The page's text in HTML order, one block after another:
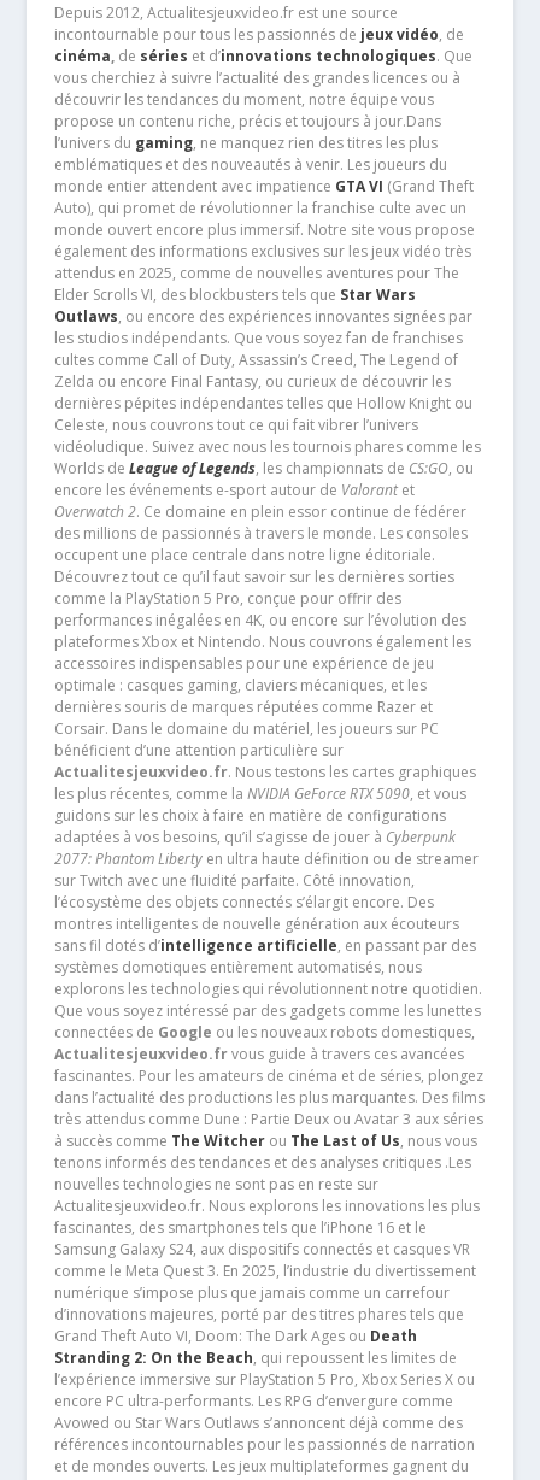
Depuis 2012, Actualitesjeuxvideo.fr est une source
incontournable pour tous les passionnés de jeux vidéo, de
cinéma,de séries et d’innovations technologiques. Que
vous cherchiez à suivre l’actualité des grandes licences ou à
découvrir les tendances du moment, notre équipe vous
propose un contenu riche, précis et toujours à jour.Dans
l’univers du gaming, ne manquez rien des titres les plus
emblématiques et des nouveautés à venir. Les joueurs du
monde entier attendent avec impatience GTA VI (Grand Theft
Auto), qui promet de révolutionner la franchise culte avec un
monde ouvert encore plus immersif. Notre site vous propose
également des informations exclusives sur les jeux vidéo très
attendus en 2025, comme de nouvelles aventures pour The
Elder Scrolls VI, des blockbusters tels que Star Wars
Outlaws, ou encore des expériences innovantes signées par
les studios indépendants. Que vous soyez fan de franchises
cultes comme Call of Duty, Assassin’s Creed, The Legend of
Zelda ou encore Final Fantasy, ou curieux de découvrir les
dernières pépites indépendantes telles que Hollow Knight ou
Celeste, nous couvrons tout ce qui fait vibrer l’univers
vidéoludique. Suivez avec nous les tournois phares comme les
Worlds de League of Legends, les championnats de CS:GO, ou
encore les événements e-sport autour de Valorantet
Overwatch 2. Ce domaine en plein essor continue de fédérer
des millions de passionnés à travers le monde. Les consoles
occupent une place centrale dans notre ligne éditoriale.
Découvrez tout ce qu’il faut savoir sur les dernières sorties
comme la PlayStation 5 Pro, conçue pour offrir des
performances inégalées en 4K, ou encore sur l’évolution des
plateformes Xbox et Nintendo. Nous couvrons également les
accessoires indispensables pour une expérience de jeu
optimale : casques gaming, claviers mécaniques, et les
dernières souris de marques réputées comme Razer et
Corsair. Dans le domaine du matériel, les joueurs sur PC
bénéficient d’une attention particulière sur
Actualitesjeuxvideo.fr. Nous testons les cartes graphiques
les plus récentes, comme la NVIDIA GeForce RTX 5090, et vous
guidons sur les choix à faire en matière de configurations
adaptées à vos besoins, qu’il s’agisse de jouer à Cyberpunk
2077: Phantom Libertyen ultra haute définition ou de streamer
sur Twitch avec une fluidité parfaite. Côté innovation,
l’écosystème des objets connectés s’élargit encore. Des
montres intelligentes de nouvelle génération aux écouteurs
sans fil dotés d’intelligence artificielle, en passant par des
systèmes domotiques entièrement automatisés, nous
explorons les technologies qui révolutionnent notre quotidien.
Que vous soyez intéressé par des gadgets comme les lunettes
connectées de Google ou les nouveaux robots domestiques,
Actualitesjeuxvideo.frvous guide à travers ces avancées
fascinantes. Pour les amateurs de cinéma et de séries, plongez
dans l’actualité des productions les plus marquantes. Des films
très attendus comme Dune : Partie Deux ou Avatar 3 aux séries
à succès comme The Witcherou The Last of Us, nous vous
tenons informés des tendances et des analyses critiques .Les
nouvelles technologies ne sont pas en reste sur
Actualitesjeuxvideo.fr. Nous explorons les innovations les plus
fascinantes, des smartphones tels que l’iPhone 16 et le
Samsung Galaxy S24, aux dispositifs connectés et casques VR
comme le Meta Quest 3. En 2025, l’industrie du divertissement
numérique s’impose plus que jamais comme un carrefour
d’innovations majeures, porté par des titres phares tels que
Grand Theft Auto VI, Doom: The Dark Ages ou Death
Stranding 2: On the Beach, qui repoussent les limites de
l’expérience immersive sur PlayStation 5 Pro, Xbox Series X ou
encore PC ultra-performants. Les RPG d’envergure comme
Avowed ou Star Wars Outlaws s’annoncent déjà comme des
références incontournables pour les passionnés de narration
et de mondes ouverts. Les jeux multiplateformes gagnent du